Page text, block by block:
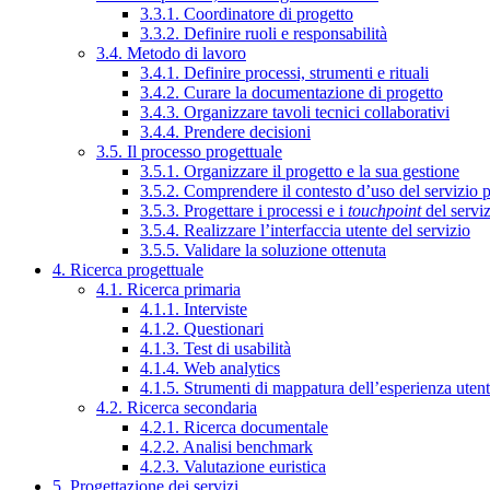
3.3.1. Coordinatore di progetto
3.3.2. Definire ruoli e responsabilità
3.4. Metodo di lavoro
3.4.1. Definire processi, strumenti e rituali
3.4.2. Curare la documentazione di progetto
3.4.3. Organizzare tavoli tecnici collaborativi
3.4.4. Prendere decisioni
3.5. Il processo progettuale
3.5.1. Organizzare il progetto e la sua gestione
3.5.2. Comprendere il contesto d’uso del servizio
3.5.3. Progettare i processi e i touchpointdel
3.5.4. Realizzare l’interfaccia utente del servizio
3.5.5. Validare la soluzione ottenuta
4. Ricerca progettuale
4.1. Ricerca primaria
4.1.1. Interviste
4.1.2. Questionari
4.1.3. Test di usabilità
4.1.4. Web analytics
4.1.5. Strumenti di mappatura dell’esperienza
4.2. Ricerca secondaria
4.2.1. Ricerca documentale
4.2.2. Analisi benchmark
4.2.3. Valutazione euristica
5. Progettazione dei servizi